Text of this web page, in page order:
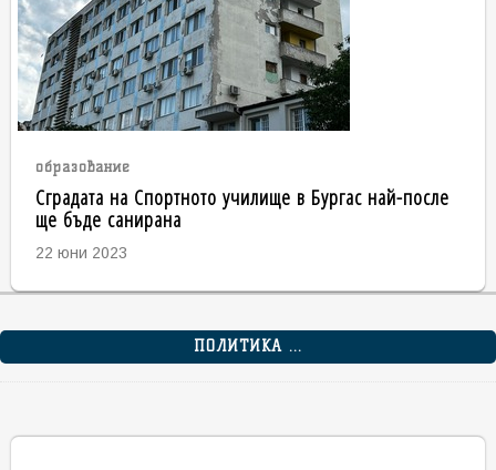
образование
Сградата на Спортното училище в Бургас най-после
ще бъде санирана
22 юни 2023
ПОЛИТИКА ...